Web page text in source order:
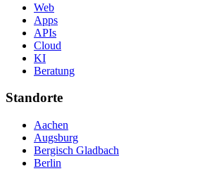
Web
Apps
APIs
Cloud
KI
Beratung
Standorte
Aachen
Augsburg
Bergisch Gladbach
Berlin